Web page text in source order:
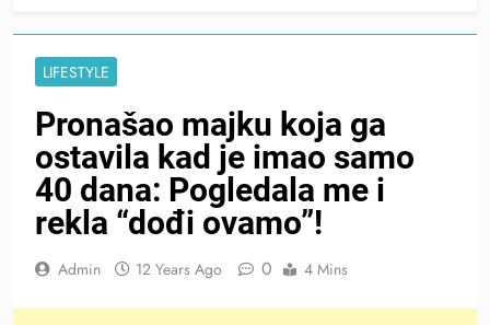
LIFESTYLE
Pronašao majku koja ga
ostavila kad je imao samo
40 dana: Pogledala me i
rekla “dođi ovamo”!
Admin 12 Years Ago 0 4 Mins